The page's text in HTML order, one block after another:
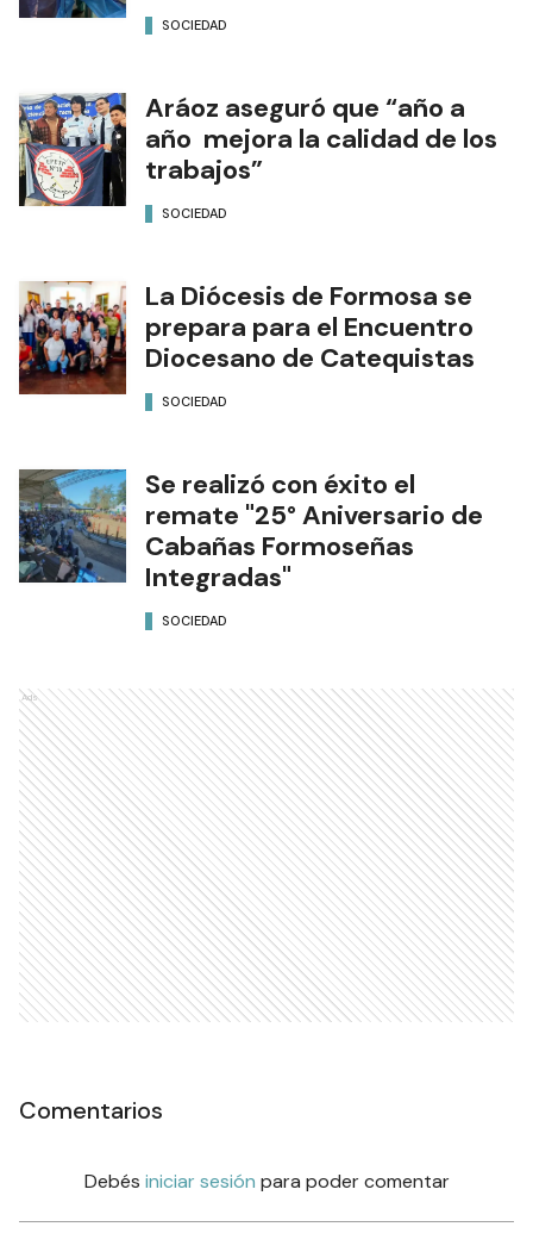
SOCIEDAD
Aráoz aseguró que “año a
año mejora la calidad de los
trabajos”
SOCIEDAD
La Diócesis de Formosa se
prepara para el Encuentro
Diocesano de Catequistas
SOCIEDAD
Se realizó con éxito el
remate "25° Aniversario de
Cabañas Formoseñas
Integradas"
SOCIEDAD
Ads
Comentarios
Debés iniciar sesión para poder comentar